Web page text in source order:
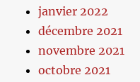
janvier 2022
décembre 2021
novembre 2021
octobre 2021